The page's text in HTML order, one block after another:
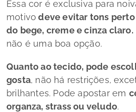
Essa cor é exclusiva para
motivo deve evitar tons perto
do bege, creme e cinza claro.
não é uma boa opção.
Quanto ao tecido, pode
gosta, não há restrições,
brilhantes. Pode apostar em
organza, strassou veludo.